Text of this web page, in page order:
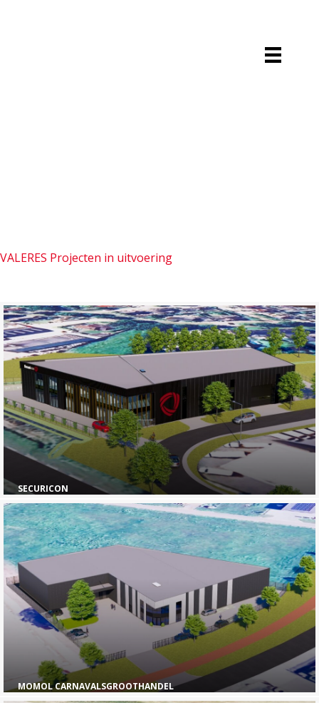
VALERES Projecten in uitvoering
SECURICON
MOMOL CARNAVALSGROOTHANDEL